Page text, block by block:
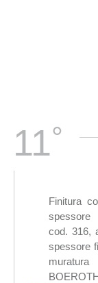
11°
Finitura
spessore
cod. 316,
spessore